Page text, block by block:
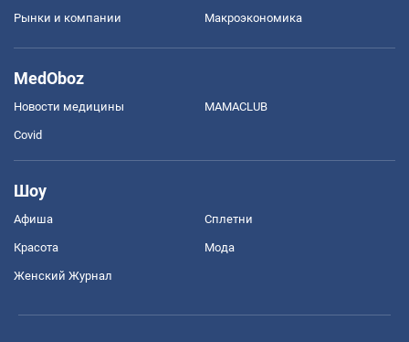
Рынки и компании Mакроэкономика
MedOboz
Новости медицины MAMACLUB
Covid
Шоу
Афиша Сплетни
Красота Мода
Женский Журнал